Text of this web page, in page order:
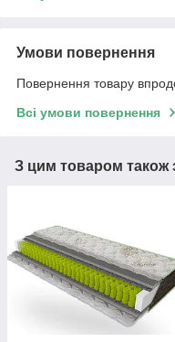
Умови повернення
Повернення товару
Всі умови повернення
З цим товаром також